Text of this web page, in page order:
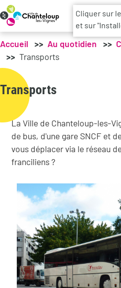
Accueil Au quotidien
Transports
Transports
La Ville de Chanteloup-les-
de bus, d'une gare SNCF et
vous déplacer via le réseau
franciliens ?
Cliquer sur
et sur